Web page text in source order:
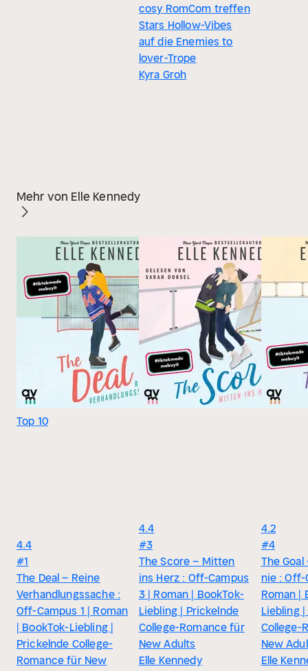
cosy RomCom treffen
Stars Hollow-Vibes
auf die Enemies to
lover-Trope
Kyra Groh
Mehr von Elle Kennedy
Top 10
4.4
#1
The Deal – Reine
Verhandlungssache :
Off-Campus 1 | Roman
| BookTok-Liebling |
Prickelnde College-
Romance für New
4.4
#3
The Score – Mitten
ins Herz : Off-Campus
3 | Roman | BookTok-
Liebling | Prickelnde
College-Romance für
New Adults
Elle Kennedy
4.2
#4
The
nie : Off-
Roman |
Liebling
College-
New
Elle